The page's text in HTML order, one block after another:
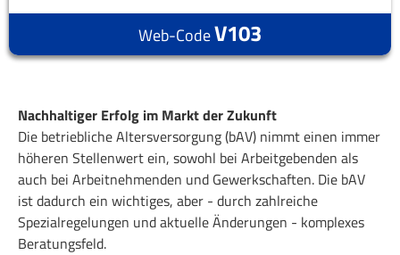
Web-CodeV103
Nachhaltiger Erfolg im Markt der Zukunft
Die betriebliche Altersversorgung (bAV) nimmt einen immer
höheren Stellenwert ein, sowohl bei Arbeitgebenden als
auch bei Arbeitnehmenden und Gewerkschaften. Die bAV
ist dadurch ein wichtiges, aber - durch zahlreiche
Spezialregelungen und aktuelle Änderungen - komplexes
Beratungsfeld.